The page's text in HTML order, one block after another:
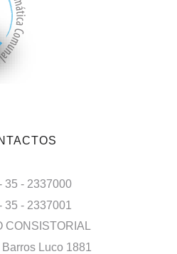
35 - 2337000
35 - 2337001
CONSISTORIAL
Luco 1881